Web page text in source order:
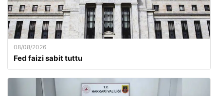
08/08/2026
Fed faizi sabit tuttu